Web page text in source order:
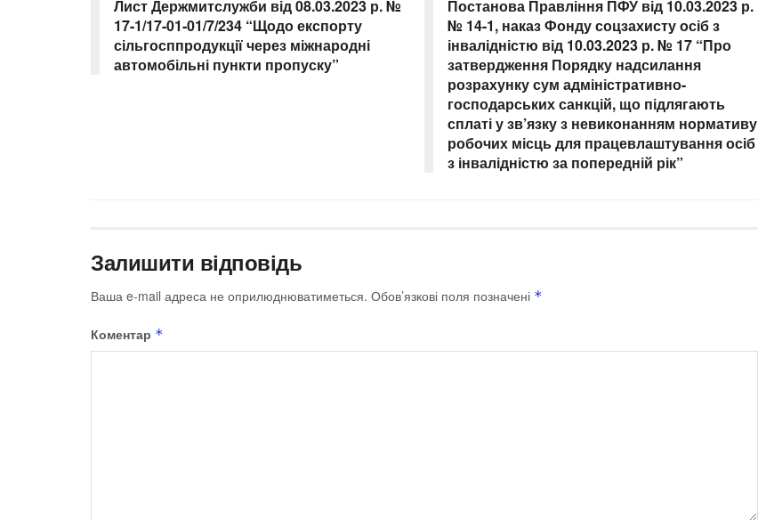
Лист Держмитслужби від 08.03.2023 р. №
17-1/17-01-01/7/234 “Щодо експорту
сільгосппродукції через міжнародні
автомобільні пункти пропуску”
Постанова Правління ПФУ від 10.03.2023 р.
№ 14-1, наказ Фонду соцзахисту осіб з
інвалідністю від 10.03.2023 р. № 17 “Про
затвердження Порядку надсилання
розрахунку сум адміністративно-
господарських санкцій, що підлягають
сплаті у зв’язку з невиконанням нормативу
робочих місць для працевлаштування осіб
з інвалідністю за попередній рік”
Залишити відповідь
Ваша e-mail адреса не оприлюднюватиметься. Обов’язкові поля позначені *
Коментар *